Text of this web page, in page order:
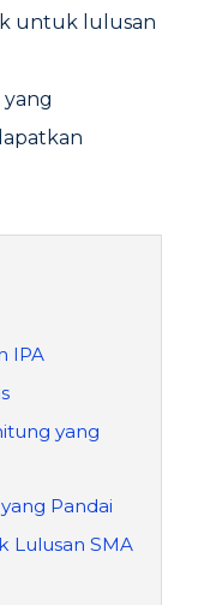
untuk lulusan
IPA
yang
Pandai
Lulusan SMA